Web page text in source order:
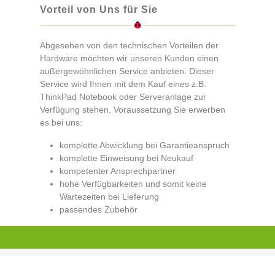
Vorteil von Uns für Sie
Abgesehen von den technischen Vorteilen der
Hardware möchten wir unseren Kunden einen
außergewöhnlichen Service anbieten. Dieser
Service wird Ihnen mit dem Kauf eines z.B.
ThinkPad Notebook oder Serveranlage zur
Verfügung stehen. Voraussetzung Sie erwerben
es bei uns:
komplette Abwicklung bei Garantieanspruch
komplette Einweisung bei Neukauf
kompetenter Ansprechpartner
hohe Verfügbarkeiten und somit keine
Wartezeiten bei Lieferung
passendes Zubehör